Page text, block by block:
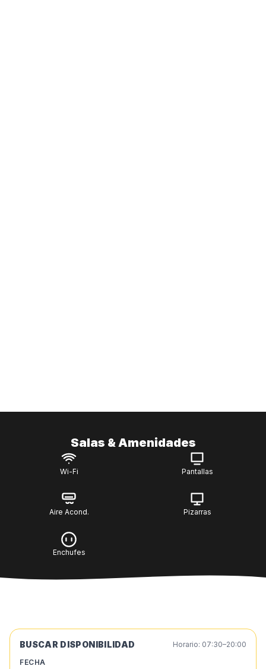
Salas & Amenidades
Wi-Fi Pantallas
Aire Acond. Pizarras
Enchufes
BUSCAR DISPONIBILIDAD
Horario: 07:30–20:00
FECHA